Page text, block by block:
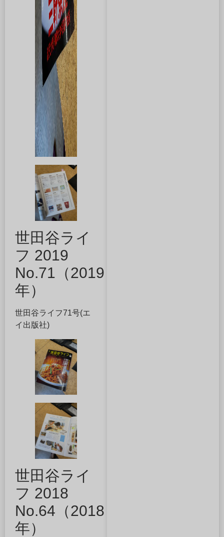
世田谷ライ
フ 2019
No.71（2019
年）
世田谷ライフ71号(エ
イ出版社)
世田谷ライ
フ 2018
No.64（2018
年）